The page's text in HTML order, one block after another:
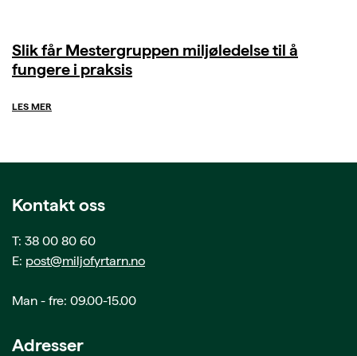
Slik får Mestergruppen miljøledelse til å
fungere i praksis
LES MER
Kontakt oss
T: 38 00 80 60
E: post@miljofyrtarn.no
Man - fre: 09.00-15.00
Adresser